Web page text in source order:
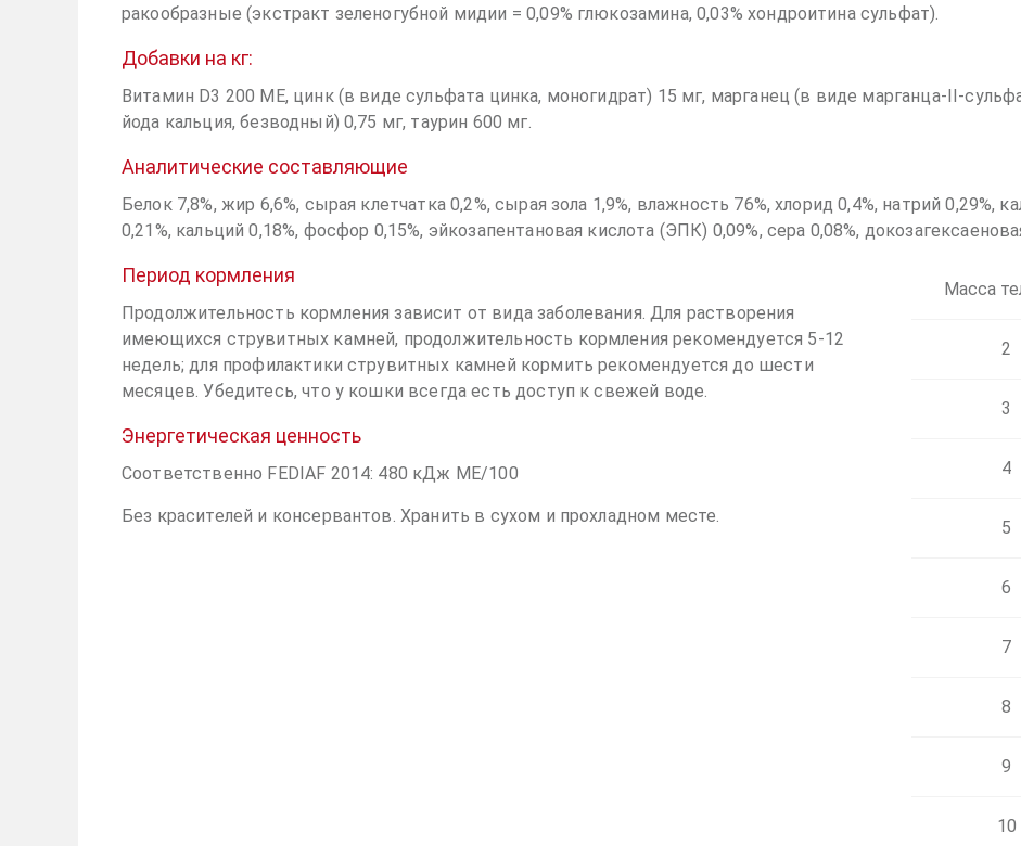
ракообразные (экстракт зеленогубной мидии = 0,09% глюкозамина, 0,03% хондроитина сульфат).
Добавки на кг:
Витамин D3 200 МЕ, цинк (в виде сульфата цинка, моногидрат) 15 мг, марганец (в виде марганца-II-
йода кальция, безводный) 0,75 мг, таурин 600 мг.
Аналитические составляющие
Белок 7,8%, жир 6,6%, сырая клетчатка 0,2%, сырая зола 1,9%, влажность 76%, хлорид 0,4%, натрий 0,29%,
0,21%, кальций 0,18%, фосфор 0,15%, эйкозапентановая кислота (ЭПК) 0,09%, сера 0,08%,
Период кормления
Продолжительность кормления зависит от вида заболевания. Для растворения
имеющихся струвитных камней, продолжительность кормления рекомендуется 5-12
недель; для профилактики струвитных камней кормить рекомендуется до шести
месяцев. Убедитесь, что у кошки всегда есть доступ к свежей воде.
Энергетическая ценность
Соответственно FEDIAF 2014: 480 кДж МЕ/100
Без красителей и консервантов. Хранить в сухом и прохладном месте.
Масса
2
3
4
5
6
7
8
9
10